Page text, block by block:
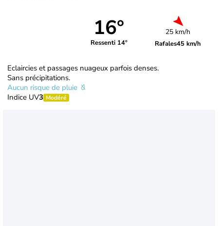
16°
Ressenti 14°
25 km/h
Rafales45 km/h
Eclaircies et passages nuageux parfois denses.
Sans précipitations.
Aucun risque de pluie
Indice UV3 Modéré